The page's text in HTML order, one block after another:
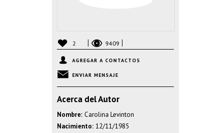
2 9409
AGREGAR A CONTACTOS
ENVIAR MENSAJE
Acerca del Autor
Nombre: Carolina Levinton
Nacimiento: 12/11/1985